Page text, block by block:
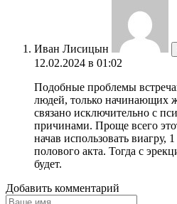
Иван Лисицын
12.02.2024 в 01:02
Подобные проблемы
людей, только начинающих
связано исключительно с
причинами. Проще всего
начав использовать виагру,
полового акта. Тогда с
будет.
Добавить комментарий